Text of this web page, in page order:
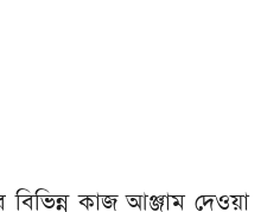
কাজ আঞ্জাম দেওয়া